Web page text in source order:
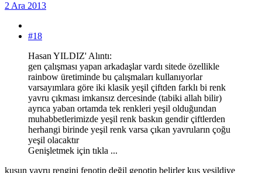
2 Ara 2013
#18
Hasan YILDIZ' Alıntı:
gen çalışması yapan arkadaşlar vardı sitede özellikle
rainbow üretiminde bu çalışmaları kullanıyorlar
varsayımlara göre iki klasik yeşil çiftden farklı bi renk
yavru çıkması imkansız dercesinde (tabiki allah bilir)
ayrıca yaban ortamda tek renkleri yeşil olduğundan
muhabbetlerimizde yeşil renk baskın gendir çiftlerden
herhangi birinde yeşil renk varsa çıkan yavruların çoğu
yeşil olacaktır
Genişletmek için tıkla ...
kuşun yavru rengini fenotip değil genotip belirler kuş yeşildiye